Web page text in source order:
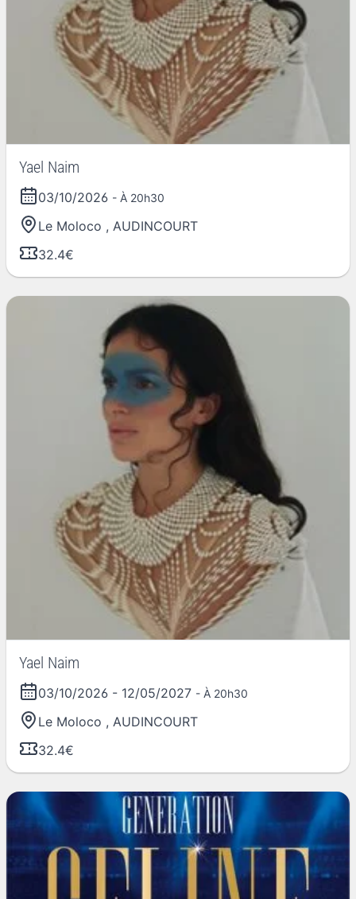
Yael Naim
03/10/2026 - À 20h30
Le Moloco , AUDINCOURT
32.4€
Yael Naim
03/10/2026 - 12/05/2027 - À 20h30
Le Moloco , AUDINCOURT
32.4€